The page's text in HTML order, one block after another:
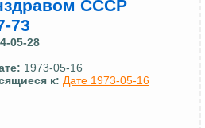
СССР
73
05-28
1973-05-16
к: Дате 1973-05-16